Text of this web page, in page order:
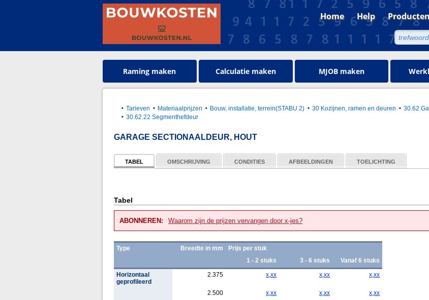
Home Help
Raming maken Calculatie maken MJOB maken
Tarieven Materiaalprijzen Bouw, installatie, terrein(STABU 2) 30 Kozijnen, ramen en deuren
30.62
30.62.22 Segmenthefdeur
GARAGE SECTIONAALDEUR, HOUT
TABEL OMSCHRIJVING CONDITIES AFBEELDINGEN
TOELICHTING
Tabel
ABONNEREN: Waarom zijn de prijzen vervangen door x-jes?
Type Breedte in mm
Prijs per stuk
1 - 2 stuks
3 - 6 stuks
Vanaf 6 stuks
Horizontaal
geprofileerd
2.375 x,xx x,xx x,xx
2.500 x,xx x,xx
x,xx